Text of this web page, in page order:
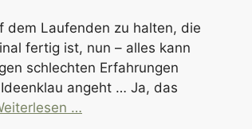
dem Laufenden zu halten, die
fertig ist, nun – alles kann
schlechten Erfahrungen
angeht … Ja, das
…